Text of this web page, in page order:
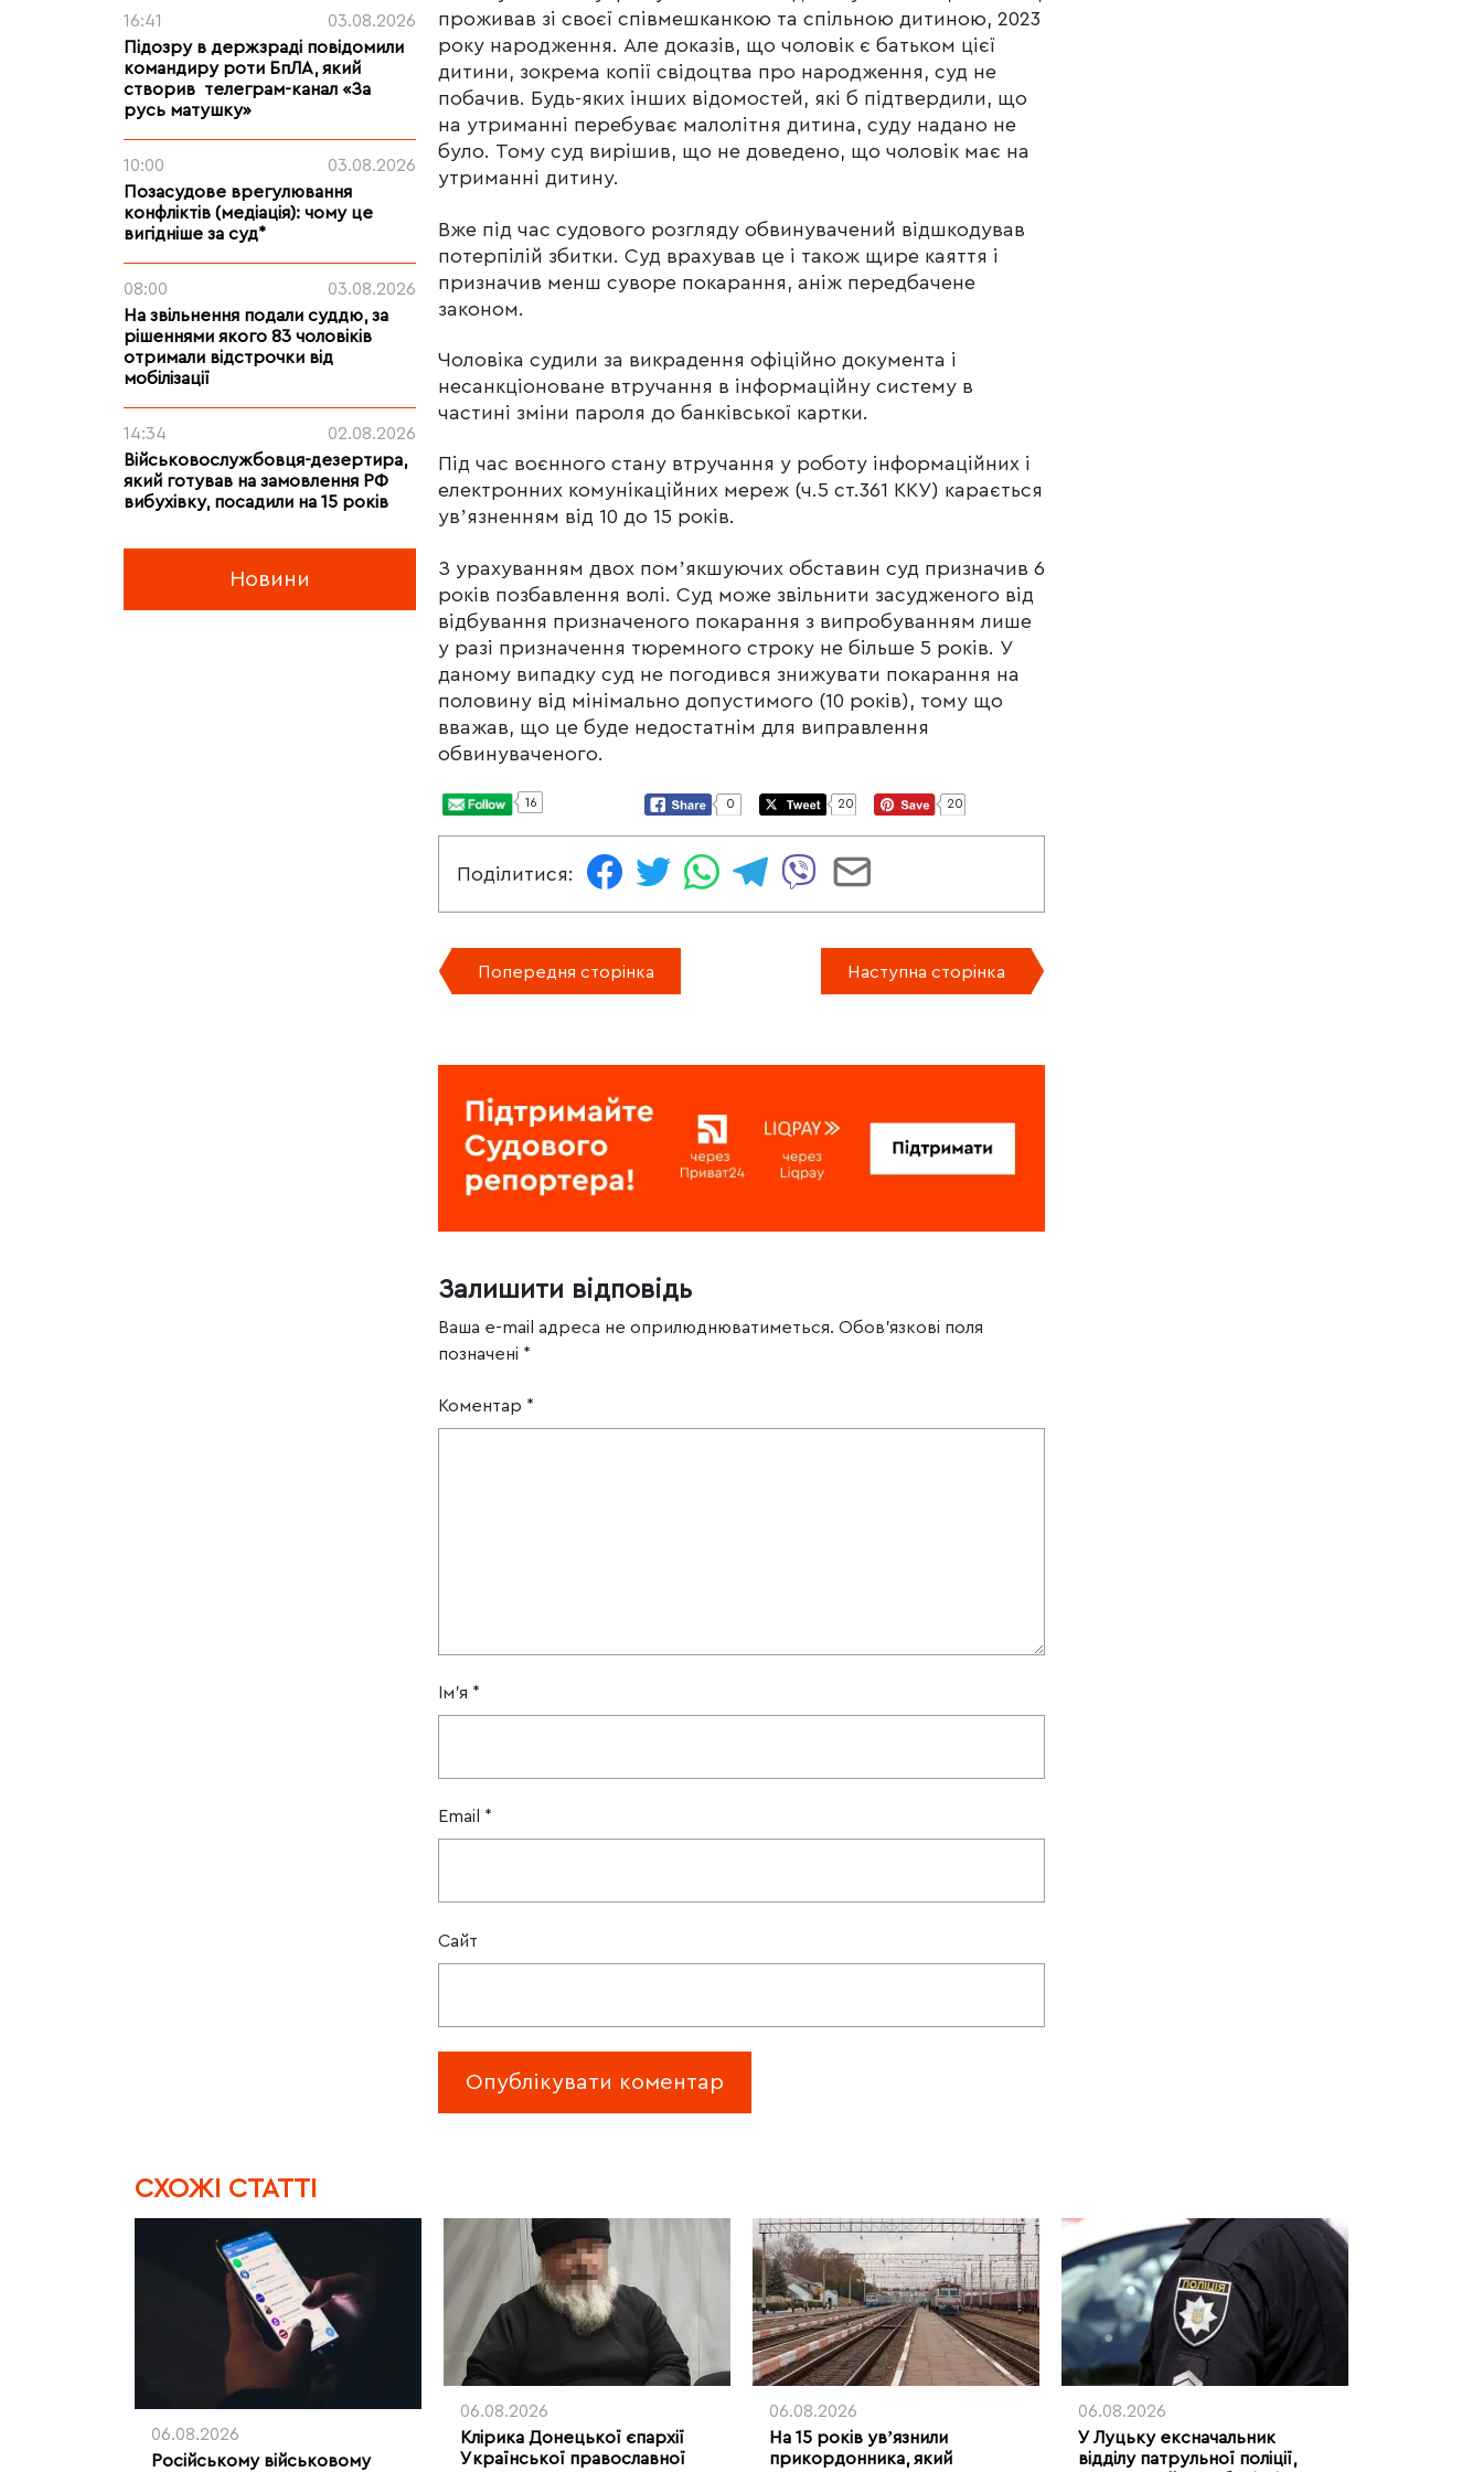
16:41
03.08.2026
Підозру в держзраді повідомили
командиру роти БпЛА, який
створив телеграм-канал «За
русь матушку»
10:00
03.08.2026
Позасудове врегулювання
конфліктів (медіація): чому це
вигідніше за суд*
08:00
03.08.2026
На звільнення подали суддю, за
рішеннями якого 83 чоловіків
отримали відстрочки від
мобілізації
14:34
02.08.2026
Військовослужбовця-дезертира,
який готував на замовлення РФ
вибухівку, посадили на 15 років
Новини
проживав зі своєї співмешканкою та спільною дитиною, 2023
року народження. Але доказів, що чоловік є батьком цієї
дитини, зокрема копії свідоцтва про народження, суд не
побачив. Будь-яких інших відомостей, які б підтвердили, що
на утриманні перебуває малолітня дитина, суду надано не
було. Тому суд вирішив, що не доведено, що чоловік має на
утриманні дитину.
Вже під час судового розгляду обвинувачений відшкодував
потерпілій збитки. Суд врахував це і також щире каяття і
призначив менш суворе покарання, аніж передбачене
законом.
Чоловіка судили за викрадення офіційно документа і
несанкціоноване втручання в інформаційну систему в
частині зміни пароля до банківської картки.
Під час воєнного стану втручання у роботу інформаційних і
електронних комунікаційних мереж (ч.5 ст.361 ККУ) карається
увʼязненням від 10 до 15 років.
З урахуванням двох помʼякшуючих обставин суд призначив 6
років позбавлення волі. Суд може звільнити засудженого від
відбування призначеного покарання з випробуванням лише
у разі призначення тюремного строку не більше 5 років. У
даному випадку суд не погодився знижувати покарання на
половину від мінімально допустимого (10 років), тому що
вважав, що це буде недостатнім для виправлення
обвинуваченого.
16 0 20 20
Поділитися:
Попередня сторінка Наступна сторінка
Залишити відповідь
Ваша e-mail адреса не оприлюднюватиметься. Обов’язкові поля
позначені *
Коментар *
Ім'я *
Email *
Сайт
CХОЖІ СТАТТІ
06.08.2026
Російському військовому
06.08.2026
Клірика Донецької єпархії
Української православної
06.08.2026
На 15 років увʼязнили
прикордонника, який
06.08.2026
У Луцьку ексначальник
відділу патрульної поліції,